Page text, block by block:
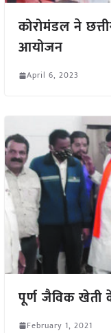
कोरोमंडल ने
आयोजन
April 6, 2023
पूर्ण जैविक
February 1, 2021